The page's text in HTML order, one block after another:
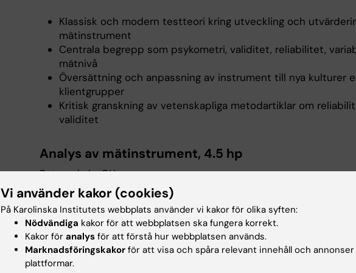
Klassisk och modern testteori kring utveckling och
mätinstrument
Centrala begrepp som psykometri, validitet, reliabilitet,
mätnivå
Översättning och anpassning av instrument till nya kulturer
klientgrupper
Kritisk granskning av vetenskapliga metodartiklar om
validitet
Analys av mätinstrument, 4.5 hp
Betygsskala: GU
Moment 2 behandlar:
Val av studiedesign för undersökning av psykometriska
hos mätinstrument.
Statistiska metoder för utvärdering av mätinstruments
egenskaper.
Vi använder kakor (cookies)
På Karolinska Institutets webbplats använder vi kakor för olika syften:
Nödvändiga kakor för att webbplatsen ska fungera korrekt.
Kakor för analys för att förstå hur webbplatsen används.
Marknadsföringskakor för att visa och spåra relevant innehåll och
plattformar.